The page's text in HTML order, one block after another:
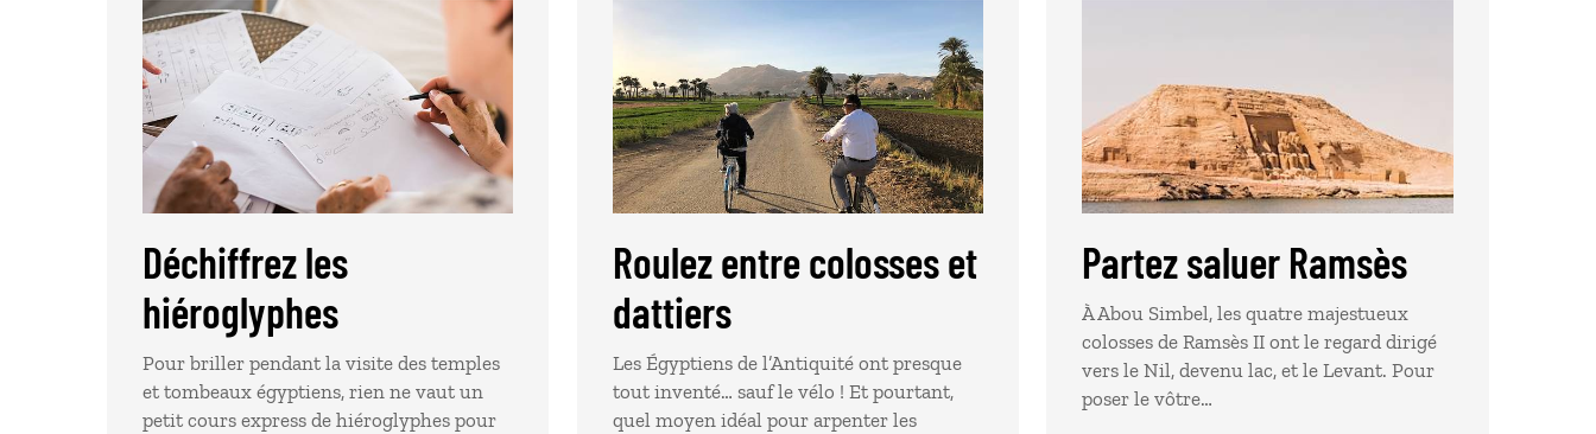
Déchiffrez les
hiéroglyphes
Pour briller pendant la visite des temples
et tombeaux égyptiens, rien ne vaut un
petit cours express de hiéroglyphes pour
Roulez entre colosses et
dattiers
Les Égyptiens de l’Antiquité ont presque
tout inventé… sauf le vélo ! Et pourtant,
quel moyen idéal pour arpenter les
Partez saluer Ramsès
À Abou Simbel, les quatre majestueux
colosses de Ramsès II ont le regard dirigé
vers le Nil, devenu lac, et le Levant. Pour
poser le vôtre…